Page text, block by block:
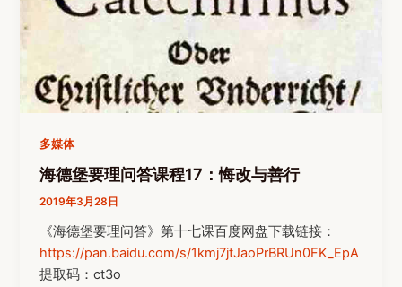
多媒体
海德堡要理问答课程17：悔改与善行
2019年3月28日
《海德堡要理问答》第十七课百度网盘下载链接：
https://pan.baidu.com/s/1kmj7jtJaoPrBRUn0FK_EpA
提取码：ct3o